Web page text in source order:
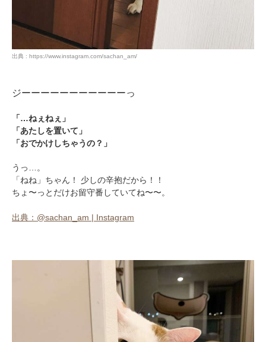
出典 : https://www.instagram.com/sachan_am/
ジーーーーーーーーーーーっ
「…ねぇねぇ」
「あたしを置いて」
「おでかけしちゃうの？」
うっ…。
「ねね」ちゃん！ 少しの辛抱だから！！
ちょ〜っとだけお留守番していてね〜〜。
出典：@sachan_am | Instagram